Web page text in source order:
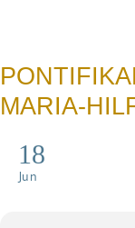
MARIA-
18
Jun